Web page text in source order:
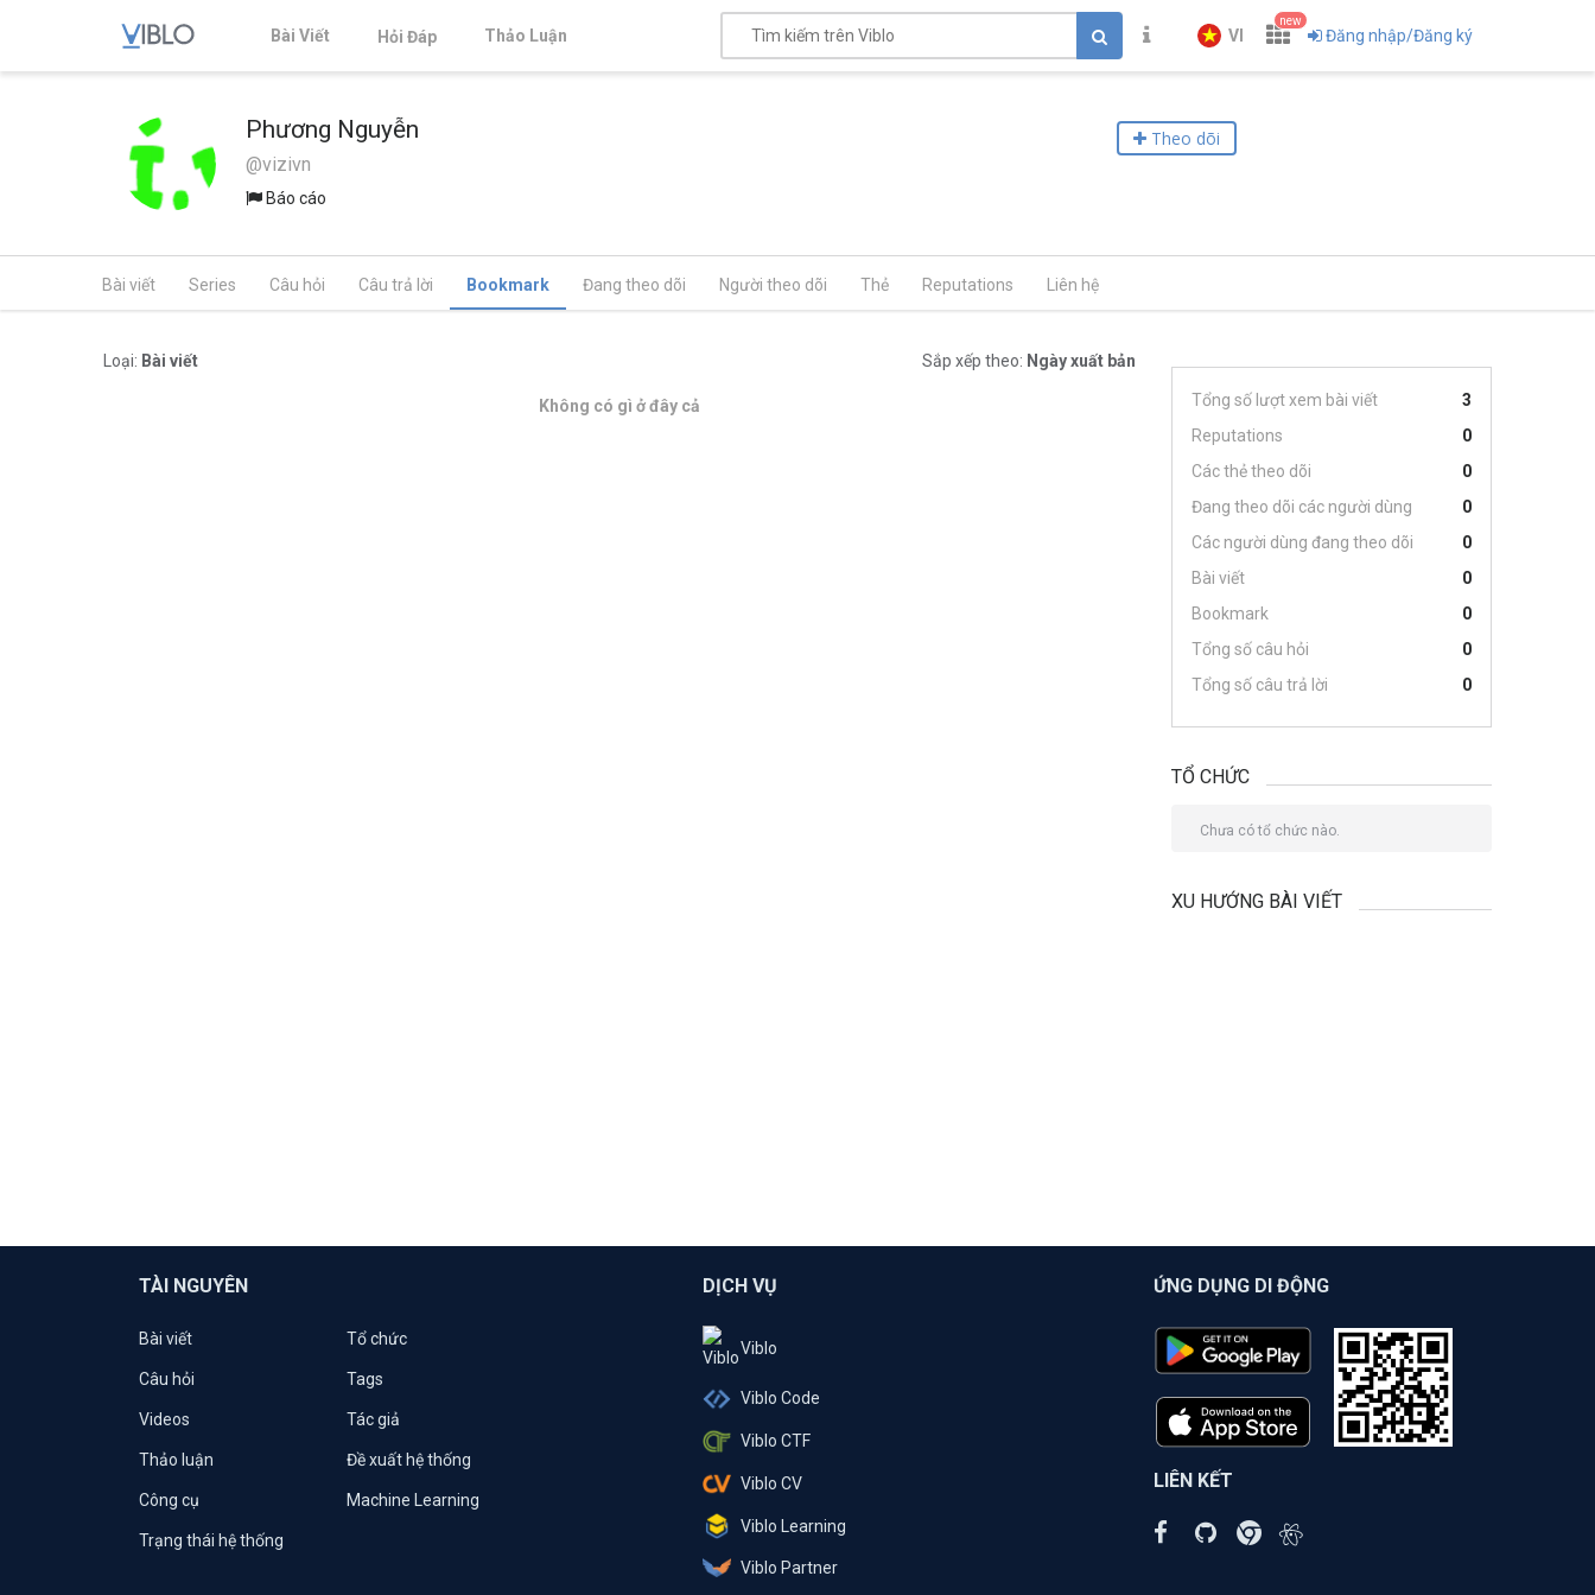
Bài Viết Hỏi Đáp Thảo Luận VI
new
Đăng nhập/Đăng ký
Phương Nguyễn
@vizivn
Báo cáo
Theo dõi
Bài viết Series Câu hỏi Câu trả lời Bookmark Đang theo dõi Người theo dõi Thẻ Reputations Liên hệ
Loại: Bài viết Sắp xếp theo: Ngày xuất bản
Không có gì ở đây cả Tổng số lượt xem bài viết
3
Reputations
0
Các thẻ theo dõi
0
Đang theo dõi các người dùng
0
Các người dùng đang theo dõi
0
Bài viết
0
Bookmark
0
Tổng số câu hỏi
0
Tổng số câu trả lời
0
TỔ CHỨC
Chưa có tổ chức nào.
XU HƯỚNG BÀI VIẾT
TÀI NGUYÊN
Bài viết Tổ chức
Câu hỏi Tags
Videos Tác giả
Thảo luận Đề xuất hệ thống
Công cụ Machine Learning
Trạng thái hệ thống
DỊCH VỤ
Viblo
Viblo Code
Viblo CTF
Viblo CV
Viblo Learning
Viblo Partner
ỨNG DỤNG DI ĐỘNG
LIÊN KẾT